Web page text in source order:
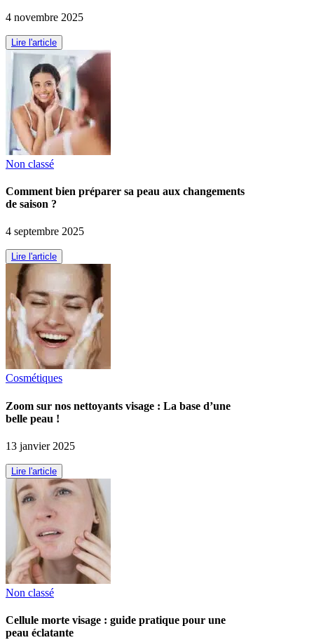
4 novembre 2025
Lire l'article
Non classé
Comment bien préparer sa peau aux changements
de saison ?
4 septembre 2025
Lire l'article
Cosmétiques
Zoom sur nos nettoyants visage : La base d’une
belle peau !
13 janvier 2025
Lire l'article
Non classé
Cellule morte visage : guide pratique pour une
peau éclatante